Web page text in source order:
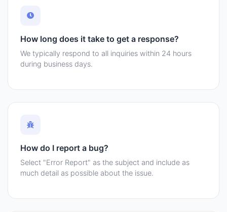
How long does it take to get a response?
We typically respond to all inquiries within 24 hours
during business days.
How do I report a bug?
Select "Error Report" as the subject and include as
much detail as possible about the issue.